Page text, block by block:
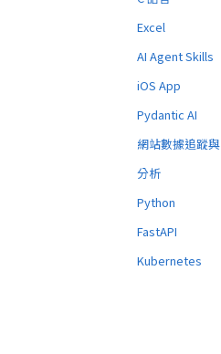
Excel
AI Agent Skills
iOS App
Pydantic AI
網站數據追蹤與
分析
Python
FastAPI
Kubernetes